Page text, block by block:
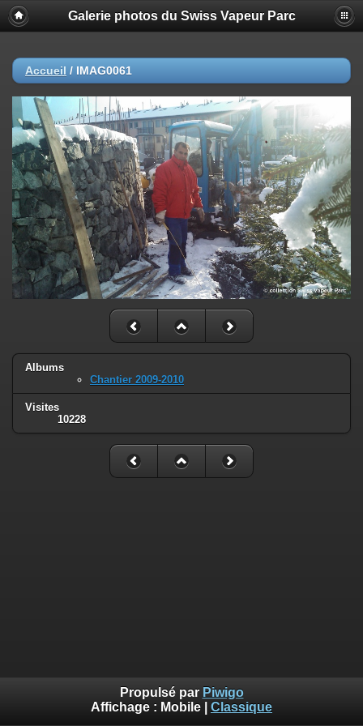
Galerie photos du Swiss Vapeur Parc
Accueil / IMAG0061
Albums
Chantier 2009-2010
Visites
10228
Propulsé par Piwigo
Affichage : Mobile Classique